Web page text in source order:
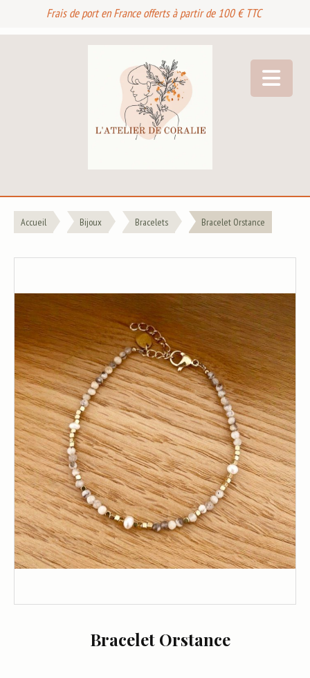
Frais de port en France offerts à partir de 100 € TTC
Accueil Bijoux Bracelets Bracelet Orstance
Bracelet Orstance